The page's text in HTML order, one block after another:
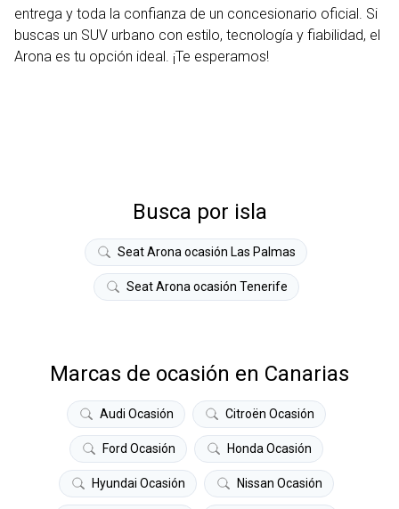
entrega y toda la confianza de un concesionario oficial. Si
buscas un SUV urbano con estilo, tecnología y fiabilidad, el
Arona es tu opción ideal. ¡Te esperamos!
Busca por isla
Seat Arona ocasión Las Palmas
Seat Arona ocasión Tenerife
Marcas de ocasión en Canarias
Audi Ocasión Citroën Ocasión
Ford Ocasión Honda Ocasión
Hyundai Ocasión Nissan Ocasión